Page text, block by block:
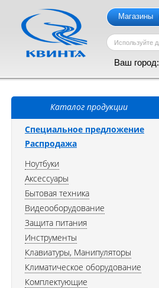
Магазины
Ваш город:
Каталог продукции
Специальное предложение
Распродажа
Ноутбуки
Аксессуары
Бытовая техника
Видеооборудование
Защита питания
Инструменты
Клавиатуры, Манипуляторы
Климатическое оборудование
Комплектующие